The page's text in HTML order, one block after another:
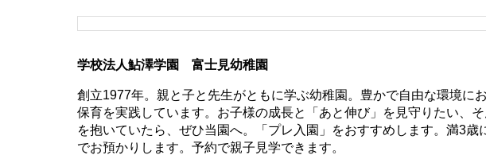
学校法人鮎澤学園 富士見幼稚園
創立1977年。親と子と先生がともに学ぶ幼稚園。豊かで自由な環境に
保育を実践しています。お子様の成長と「あと伸び」を見守りたい、
を抱いていたら、ぜひ当園へ。「プレ入園」をおすすめします。満3歳
でお預かりします。予約で親子見学できます。